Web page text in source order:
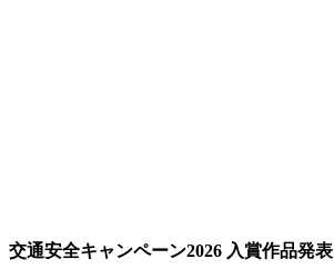
交通安全キャンペーン2026 入賞作品発表